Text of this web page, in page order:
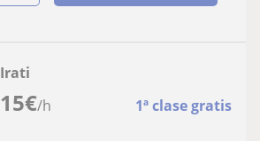
15€/h 1ª clase gratis
Irati